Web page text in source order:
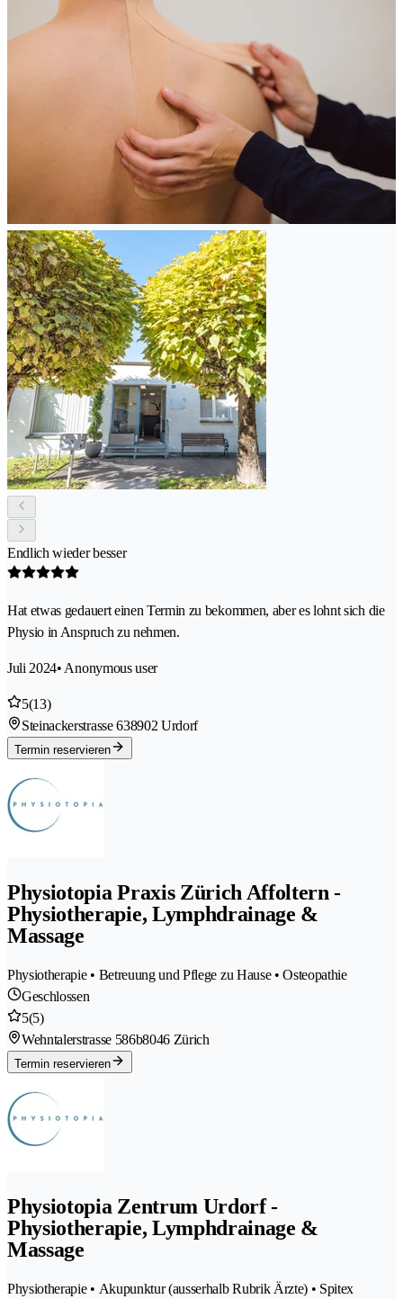
Endlich wieder besser
Hat etwas gedauert einen Termin zu bekommen, aber es lohnt sich die
Physio in Anspruch zu nehmen.
Juli 2024• Anonymous user
5(13)
Steinackerstrasse 638902 Urdorf
Termin reservieren
Physiotopia Praxis Zürich Affoltern -
Physiotherapie, Lymphdrainage &
Massage
Physiotherapie • Betreuung und Pflege zu Hause • Osteopathie
Geschlossen
5(5)
Wehntalerstrasse 586b8046 Zürich
Termin reservieren
Physiotopia Zentrum Urdorf -
Physiotherapie, Lymphdrainage &
Massage
Physiotherapie • Akupunktur (ausserhalb Rubrik Ärzte) • Spitex